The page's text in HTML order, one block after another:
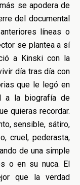
se apodera de
del documental
líneas o
se plantea a sí
a Kinski con la
día tras día con
que le legó en
a la biografía de
quieras recordar.
sensible, sátiro,
cruel, pederasta,
de una simple
o en su nuca. El
que la verdad